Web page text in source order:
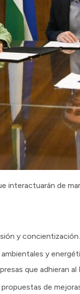
interactuarán de
y concientización.
y
que adhieran al
de